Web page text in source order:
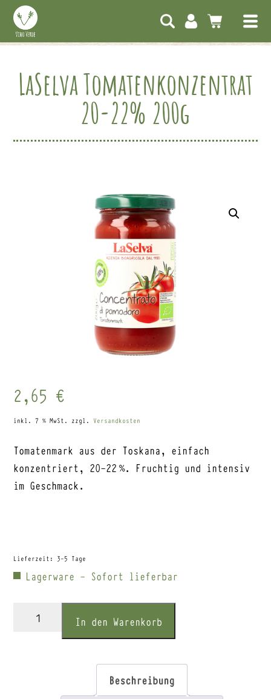
LaSelva Tomatenkonzentrat
20-22% 200g
2,65 €
inkl. 7 % MwSt. zzgl. Versandkosten
Tomatenmark aus der Toskana, einfach
konzentriert, 20-22 %. Fruchtig und intensiv
im Geschmack.
Lieferzeit: 3-5 Tage
Lagerware - Sofort lieferbar
LaSelva
TomatenkonzentratIn den Warenkorb
Beschreibung